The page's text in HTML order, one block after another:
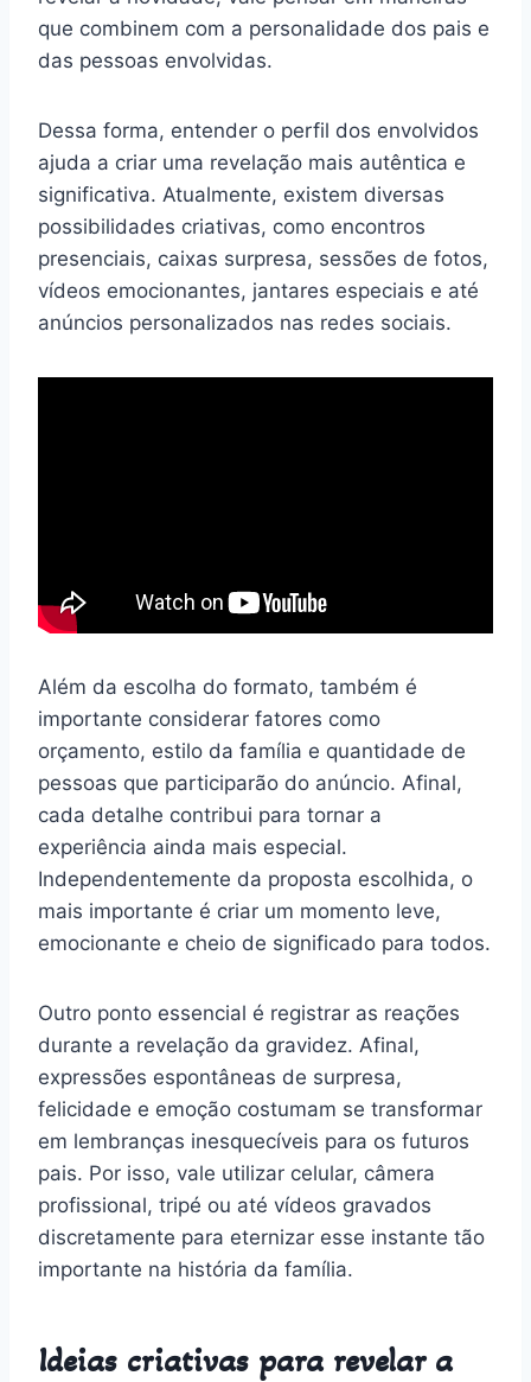
que combinem com a personalidade dos pais e
das pessoas envolvidas.
Dessa forma, entender o perfil dos envolvidos
ajuda a criar uma revelação mais autêntica e
significativa. Atualmente, existem diversas
possibilidades criativas, como encontros
presenciais, caixas surpresa, sessões de fotos,
vídeos emocionantes, jantares especiais e até
anúncios personalizados nas redes sociais.
Além da escolha do formato, também é
importante considerar fatores como
orçamento, estilo da família e quantidade de
pessoas que participarão do anúncio. Afinal,
cada detalhe contribui para tornar a
experiência ainda mais especial.
Independentemente da proposta escolhida, o
mais importante é criar um momento leve,
emocionante e cheio de significado para todos.
Outro ponto essencial é registrar as reações
durante a revelação da gravidez. Afinal,
expressões espontâneas de surpresa,
felicidade e emoção costumam se transformar
em lembranças inesquecíveis para os futuros
pais. Por isso, vale utilizar celular, câmera
profissional, tripé ou até vídeos gravados
discretamente para eternizar esse instante tão
importante na história da família.
Ideias criativas para revelar a